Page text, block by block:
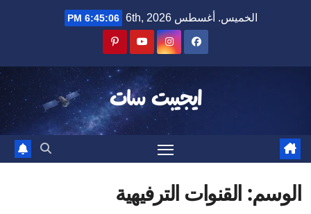
الخميس. أغسطس 6th, 2026 6:45:07 PM
ايجيبت سات
الوسم:القنوات الترفيهية